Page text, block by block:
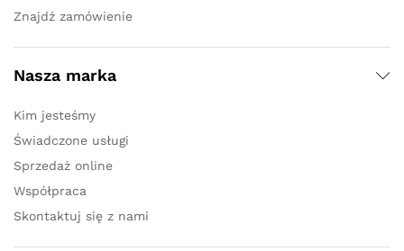
Znajdź zamówienie
Nasza marka
Kim jesteśmy
Świadczone usługi
Sprzedaż online
Współpraca
Skontaktuj się z nami